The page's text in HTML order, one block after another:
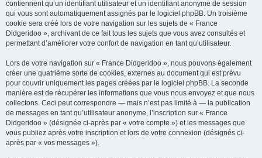
contiennent qu’un identifiant utilisateur et un identifiant anonyme de session
qui vous sont automatiquement assignés par le logiciel phpBB. Un troisième
cookie sera créé lors de votre navigation sur les sujets de « France
Didgeridoo », archivant de ce fait tous les sujets que vous avez consultés et
permettant d’améliorer votre confort de navigation en tant qu’utilisateur.
Lors de votre navigation sur « France Didgeridoo », nous pouvons également
créer une quatrième sorte de cookies, externes au document qui est prévu
pour couvrir uniquement les pages créées par le logiciel phpBB. La seconde
manière est de récupérer les informations que vous nous envoyez et que nous
collectons. Ceci peut correspondre — mais n’est pas limité à — la publication
de messages en tant qu’utilisateur anonyme, l’inscription sur « France
Didgeridoo » (désignée ci-après par « votre compte ») et les messages que
vous publiez après votre inscription et lors de votre connexion (désignés ci-
après par « vos messages »).